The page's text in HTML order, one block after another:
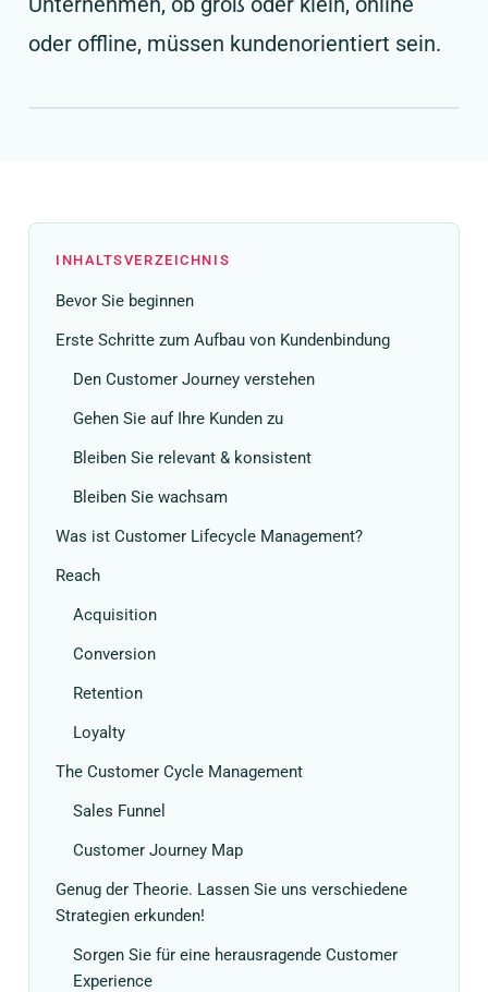
oder offline, müssen kundenorientiert sein.
INHALTSVERZEICHNIS
Bevor Sie beginnen
Erste Schritte zum Aufbau von Kundenbindung
Den Customer Journey verstehen
Gehen Sie auf Ihre Kunden zu
Bleiben Sie relevant & konsistent
Bleiben Sie wachsam
Was ist Customer Lifecycle Management?
Reach
Acquisition
Conversion
Retention
Loyalty
The Customer Cycle Management
Sales Funnel
Customer Journey Map
Genug der Theorie. Lassen Sie uns verschiedene
Strategien erkunden!
Sorgen Sie für eine herausragende Customer
Experience